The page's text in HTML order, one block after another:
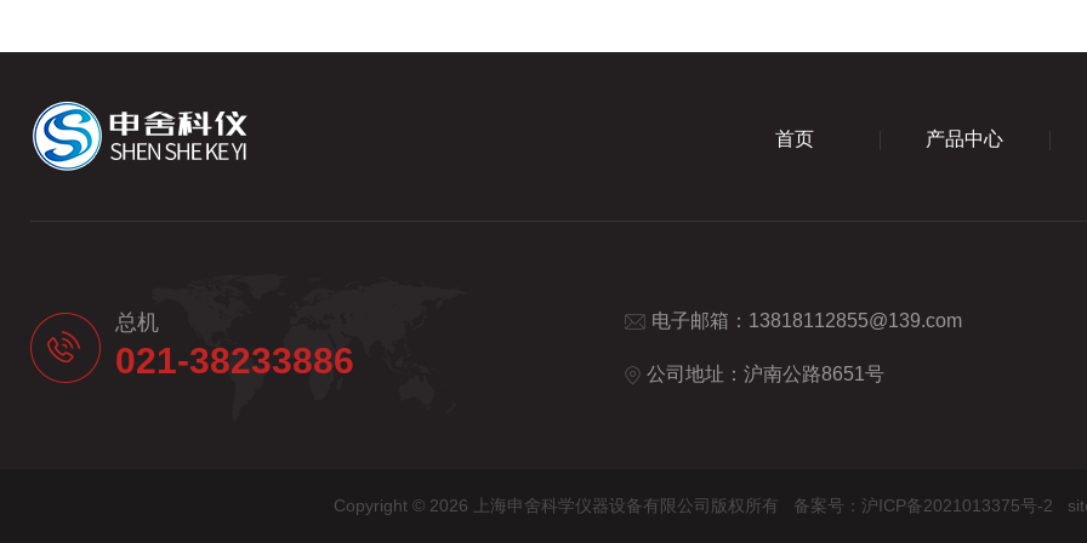
首页 产品中心
总机
021-38233886
电子邮箱： 13818112855@139.com
公司地址：沪南公路8651号
Copyright © 2026 上海申舍科学仪器设备有限公司版权所有 备案号：沪ICP备2021013375号-2